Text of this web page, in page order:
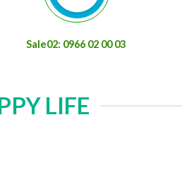
Sale02: 0966 02 00 03
LIFE